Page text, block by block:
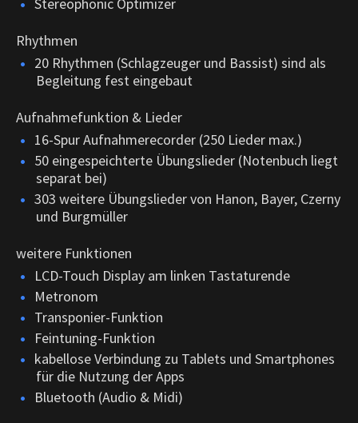
Rhythmen
20 Rhythmen (Schlagzeuger und Bassist) sind als
Begleitung fest eingebaut
Aufnahmefunktion & Lieder
16-Spur Aufnahmerecorder (250 Lieder max.)
50 eingespeichterte Übungslieder (Notenbuch liegt
separat bei)
303 weitere Übungslieder von Hanon, Bayer, Czerny
und Burgmüller
weitere Funktionen
LCD-Touch Display am linken Tastaturende
Metronom
Transponier-Funktion
Feintuning-Funktion
kabellose Verbindung zu Tablets und Smartphones
für die Nutzung der Apps
Bluetooth (Audio & Midi)